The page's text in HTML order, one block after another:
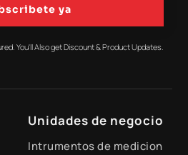
ya
You'll Also get Discount & Product Updates.
Unidades de negocio
Intrumentos de medicion